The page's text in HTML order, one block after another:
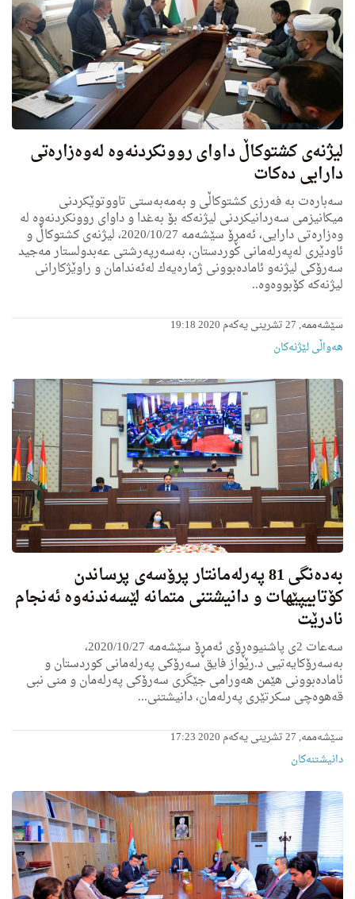
لیژنەی كشتوكاڵ داوای روونكردنەوە لەوەزارەتی
دارایی دەكات
سەبارەت بە فەرزی كشتوكاڵی و بەمەبەستی تاووتوێكردنی
میكانیزمی سەردانیكردنی لیژنەكە بۆ بەغدا و داوای روونكردنەوە لە
وەزارەتی دارایی، ئەمڕۆ سێشەمە 2020/10/27، لیژنەی كشتوكاڵ و
ئاودێری لەپەرلەمانی كوردستان، بەسەرپەرشتی عەبدولستار مەجید
سەرۆكی لیژنەو ئامادەبوونی ژمارەیەك لەئەندامان و راوێژكارانی
لیژنەكە كۆبووەوە..
سێشەممە, 27 تشرینی یەکەم 2020 19:18
هه‌واڵى لێژنه‌كان
به‌ده‌نگی 81 په‌رله‌مانتار پرۆسه‌ی پرساندن
كۆتاییپێهات و دانیشتنی متمانه‌ لێسه‌ندنه‌وه‌ ئه‌نجام
نادرێت
سه‌عات 2ی پاشنیوه‌ڕۆی ئه‌مڕۆ سێشه‌مه 2020/10/27،
به‌سه‌رۆكایه‌تیی د.رێواز فایق سه‌رۆكی په‌رله‌مانی كوردستان و
ئاماده‌بوونی هێمن هه‌ورامی جێگری سه‌رۆكی په‌رله‌مان و منى نبى
قه‌هوه‌چی سكرتێری په‌رله‌مان، دانیشتنی...
سێشەممە, 27 تشرینی یەکەم 2020 17:23
دانیشتنه‌کان